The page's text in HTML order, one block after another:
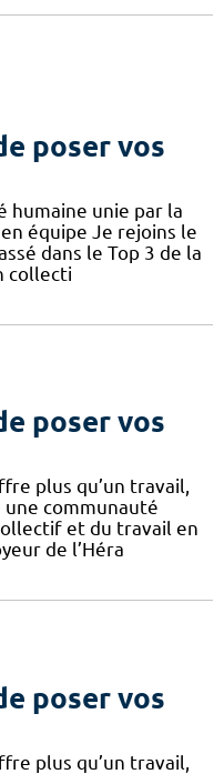
poser vos
humaine unie par la
équipe Je rejoins le
dans le Top 3 de la
collecti
poser vos
plus qu’un travail,
communauté
et du travail en
de l’Héra
poser vos
plus qu’un travail,